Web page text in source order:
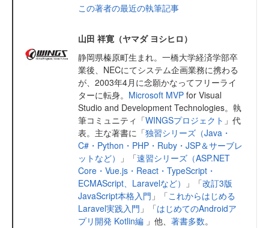
この著者の最近の執筆記事
山田 祥寛（ヤマダ ヨシヒロ）
静岡県榛原町生まれ。一橋大学経済学部卒
業後、NECにてシステム企画業務に携わる
が、2003年4月に念願かなってフリーライ
ターに転身。 Microsoft MVP for Visual
Studio and Development Technologies。執
筆コミュニティ「WINGSプロジェクト 」代
表。主な著書に「独習シリーズ（Java・
C#・Python・PHP・Ruby・JSP＆サーブレ
ットなど）
」「速習シリーズ（ASP.NET
Core・Vue.js・React・TypeScript・
ECMAScript、Laravelなど）
」「改訂3版
JavaScript本格入門 」「これからはじめる
Laravel実践入門 」「はじめてのAndroidア
プリ開発 Kotlin編 」他、 著書多数。